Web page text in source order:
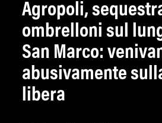
Agropoli,
ombrelloni sul
San Marco:
abusivamente
libera